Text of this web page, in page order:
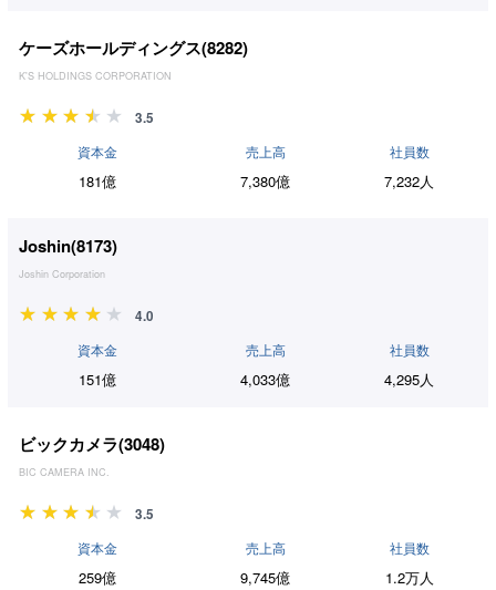
ケーズホールディングス(8282)
K'S HOLDINGS CORPORATION
3.5
資本金
181億
売上高
7,380億
社員数
7,232人
Joshin(8173)
Joshin Corporation
4.0
資本金
151億
売上高
4,033億
社員数
4,295人
ビックカメラ(3048)
BIC CAMERA INC.
3.5
資本金
259億
売上高
9,745億
社員数
1.2万人